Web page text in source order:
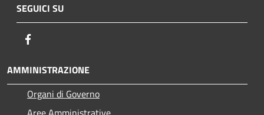
SEGUICI SU
AMMINISTRAZIONE
Organi di Governo